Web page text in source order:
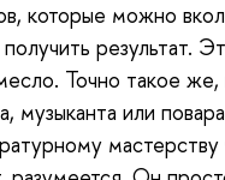
которые можно
результат.
Точно такое же,
музыканта или
мастерству